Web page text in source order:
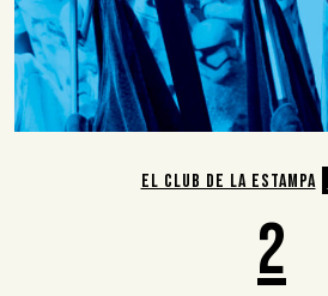
EL CLUB DE LA ESTAMPA
2